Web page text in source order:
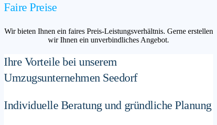
Faire Preise
Wir bieten Ihnen ein faires Preis-Leistungsverhältnis. Gerne erstellen
wir Ihnen ein unverbindliches Angebot.
Ihre Vorteile bei unserem
Umzugsunternehmen Seedorf
Individuelle Beratung und gründliche Planung